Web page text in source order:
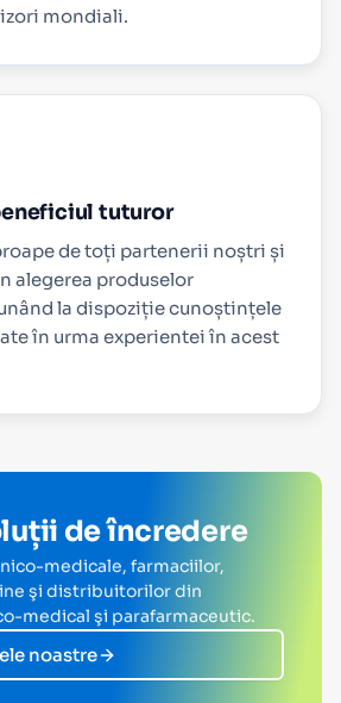
mondiali.
tuturor
de toți partenerii noștri și
alegerea produselor
la dispoziție cunoștințele
în urma experientei în acest
de încredere
medicale, farmaciilor,
şi distribuitorilor din
medical şi parafarmaceutic.
noastre